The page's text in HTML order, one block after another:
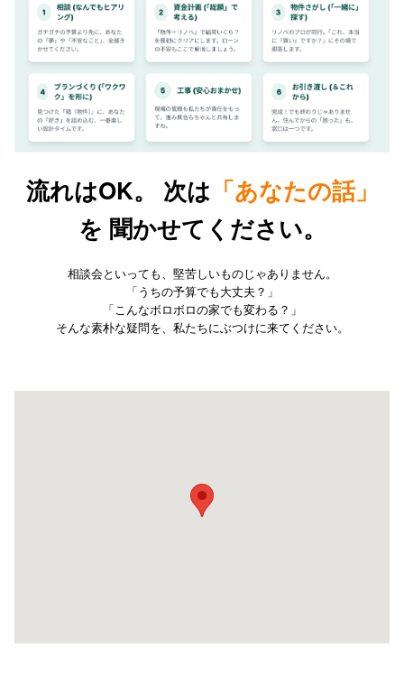
流れはOK。 次は 「あなたの話」
を 聞かせてください。
相談会といっても、堅苦しいものじゃありません。
「うちの予算でも大丈夫？」
「こんなボロボロの家でも変わる？」
そんな素朴な疑問を、私たちにぶつけに来てください。